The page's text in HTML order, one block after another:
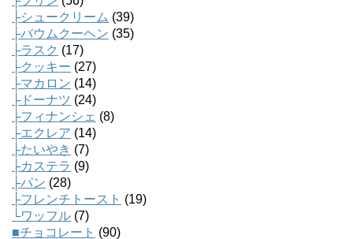
├シュークリーム (39)
├バウムクーヘン (35)
├ラスク (17)
├クッキー (27)
├マカロン (14)
├ドーナツ (24)
├フィナンシェ (8)
├エクレア (14)
├たいやき (7)
├カステラ (9)
├パン (28)
├フレンチトースト (19)
└ワッフル (7)
■チョコレート (90)